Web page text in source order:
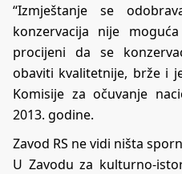
“Izmještanje se
konzervacija nije
procijeni da se
obaviti kvalitetnije, brže i
Komisije za očuvanje
2013. godine.
Zavod RS ne vidi ništa
U Zavodu za kulturno-